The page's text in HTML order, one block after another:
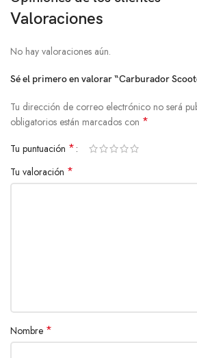
Valoraciones
No hay valoraciones aún.
Sé el primero en valorar “Carburador
Tu dirección de correo electrónico no será
obligatorios están marcados con *
Tu puntuación *
Tu valoración *
Nombre *